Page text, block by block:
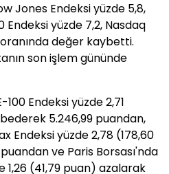
Jones Endeksi yüzde 5,8,
yüzde 7,2, Nasdaq
oranında değer kaybetti.
son işlem gününde
100 Endeksi yüzde 2,71
5.246,99 puandan,
Endeksi yüzde 2,78 (178,60
ve Paris Borsası'nda
1,26 (41,79 puan) azalarak